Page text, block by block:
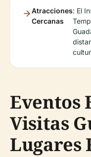
Atracciones
Cercanas
: El
Eventos
Visitas
Lugares